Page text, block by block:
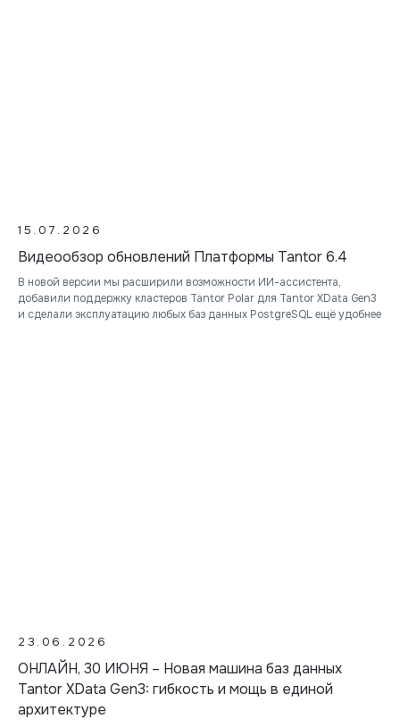
15.07.2026
Видеообзор обновлений Платформы Tantor 6.4
В новой версии мы расширили возможности ИИ-ассистента,
добавили поддержку кластеров Tantor Polar для Tantor XData Gen3
и сделали эксплуатацию любых баз данных PostgreSQL ещё удобнее
23.06.2026
ОНЛАЙН, 30 ИЮНЯ – Новая машина баз данных
Tantor XData Gen3: гибкость и мощь в единой
архитектуре